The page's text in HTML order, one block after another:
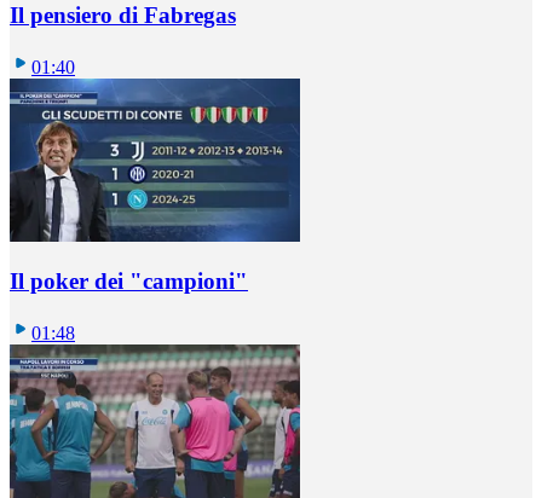
Il pensiero di Fabregas
01:40
Il poker dei "campioni"
01:48